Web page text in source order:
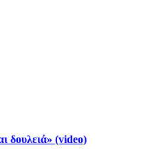
δουλειά» (video)